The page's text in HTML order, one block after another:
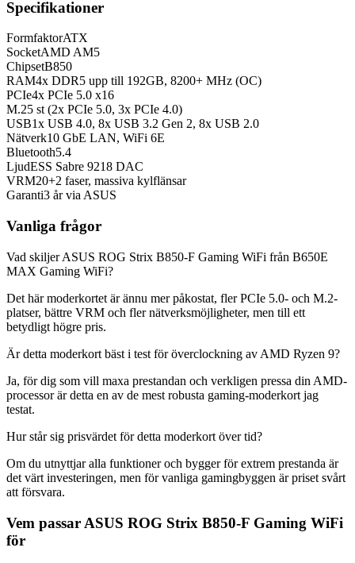
Specifikationer
FormfaktorATX
SocketAMD AM5
ChipsetB850
RAM4x DDR5 upp till 192GB, 8200+ MHz (OC)
PCIe4x PCIe 5.0 x16
M.25 st (2x PCIe 5.0, 3x PCIe 4.0)
USB1x USB 4.0, 8x USB 3.2 Gen 2, 8x USB 2.0
Nätverk10 GbE LAN, WiFi 6E
Bluetooth5.4
LjudESS Sabre 9218 DAC
VRM20+2 faser, massiva kylflänsar
Garanti3 år via ASUS
Vanliga frågor
Vad skiljer ASUS ROG Strix B850-F Gaming WiFi från B650E
MAX Gaming WiFi?
Det här moderkortet är ännu mer påkostat, fler PCIe 5.0- och M.2-
platser, bättre VRM och fler nätverksmöjligheter, men till ett
betydligt högre pris.
Är detta moderkort bäst i test för överclockning av AMD Ryzen 9?
Ja, för dig som vill maxa prestandan och verkligen pressa din AMD-
processor är detta en av de mest robusta gaming-moderkort jag
testat.
Hur står sig prisvärdet för detta moderkort över tid?
Om du utnyttjar alla funktioner och bygger för extrem prestanda är
det värt investeringen, men för vanliga gamingbyggen är priset svårt
att försvara.
Vem passar ASUS ROG Strix B850-F Gaming WiFi
för